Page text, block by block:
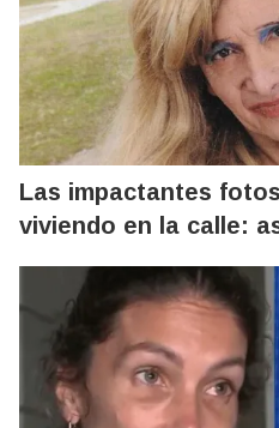
Las impactantes
viviendo en la calle: